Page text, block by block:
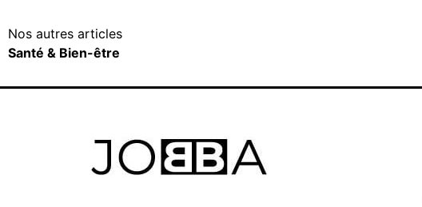
Nos autres articles
Santé & Bien-être